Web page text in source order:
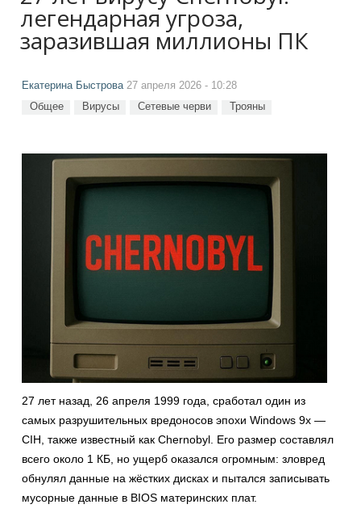
легендарная угроза,
заразившая миллионы ПК
Екатерина Быстрова27 апреля 2026 - 10:28
Общее Вирусы Сетевые черви Трояны
27 лет назад, 26 апреля 1999 года, сработал один из
самых разрушительных вредоносов эпохи Windows 9x —
CIH, также известный как Chernobyl. Его размер составлял
всего около 1 КБ, но ущерб оказался огромным: зловред
обнулял данные на жёстких дисках и пытался записывать
мусорные данные в BIOS материнских плат.